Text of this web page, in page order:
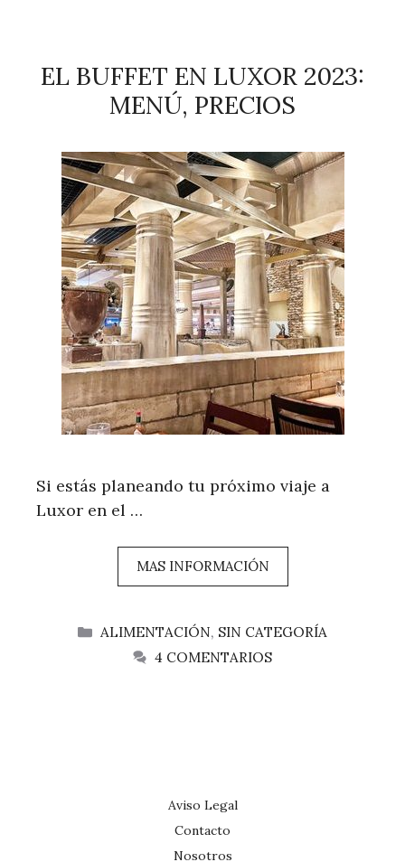
EL BUFFET EN LUXOR 2023:
MENÚ, PRECIOS
Si estás planeando tu próximo viaje a
Luxor en el …
MAS INFORMACIÓN
CATEGORÍAS
ALIMENTACIÓN, SIN CATEGORÍA
4 COMENTARIOS
Aviso Legal
Contacto
Nosotros